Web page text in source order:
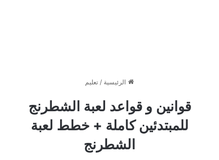
الرئيسية /تعليم
قوانين و قواعد لعبة الشطرنج
للمبتدئين كاملة + خطط لعبة
الشطرنج